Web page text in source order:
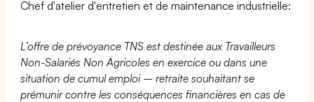
Chef d'atelier d'entretien et de maintenance industrielle:
L’offre de prévoyance TNS est destinée aux Travailleurs
Non-Salariés Non Agricoles en exercice ou dans une
situation de cumul emploi – retraite souhaitant se
prémunir contre les conséquences financières en cas de